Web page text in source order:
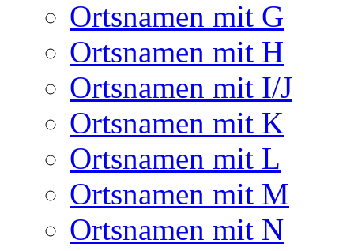
Ortsnamen mit G
Ortsnamen mit H
Ortsnamen mit I/J
Ortsnamen mit K
Ortsnamen mit L
Ortsnamen mit M
Ortsnamen mit N